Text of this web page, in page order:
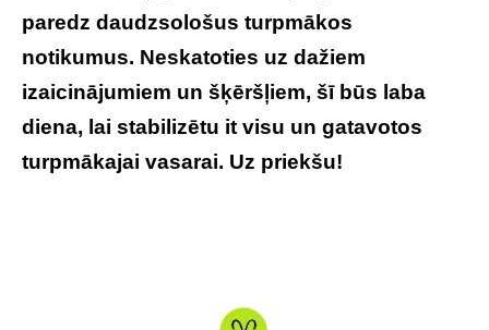
paredz daudzsološus turpmākos
notikumus. Neskatoties uz dažiem
izaicinājumiem un šķēršļiem, šī būs laba
diena, lai stabilizētu it visu un gatavotos
turpmākajai vasarai. Uz priekšu!